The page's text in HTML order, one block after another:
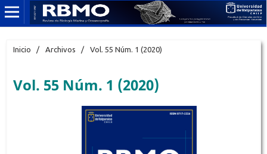
Inicio / Archivos / Vol. 55 Núm. 1 (2020)
Vol. 55 Núm. 1 (2020)